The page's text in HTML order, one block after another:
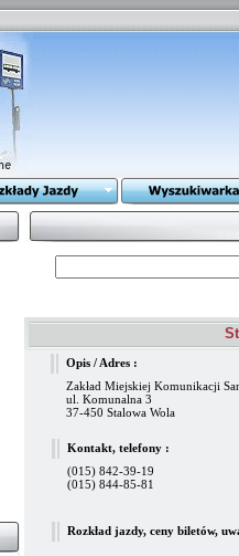
Opis / Adres :
Zakład Miejskiej Komunikacji
ul. Komunalna 3
37-450 Stalowa Wola
Kontakt, telefony :
(015) 842-39-19
(015) 844-85-81
Rozkład jazdy, ceny biletów,